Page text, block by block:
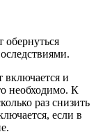
включается и
необходимо. К
раз снизить
если в